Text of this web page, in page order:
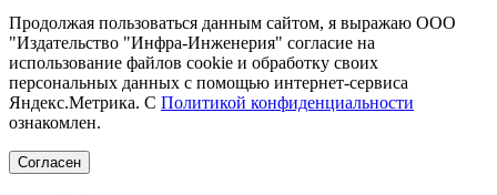
Продолжая пользоваться данным сайтом, я выражаю ООО
"Издательство "Инфра-Инженерия" согласие на
использование файлов cookie и обработку своих
персональных данных с помощью интернет-сервиса
Яндекс.Метрика. С Политикой конфиденциальности
ознакомлен.
Согласен